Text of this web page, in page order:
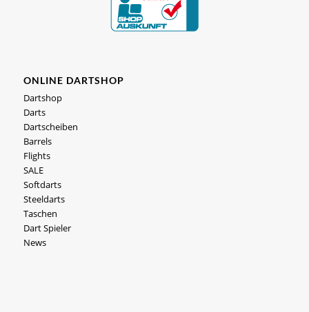
ONLINE DARTSHOP
Dartshop
Darts
Dartscheiben
Barrels
Flights
SALE
Softdarts
Steeldarts
Taschen
Dart Spieler
News